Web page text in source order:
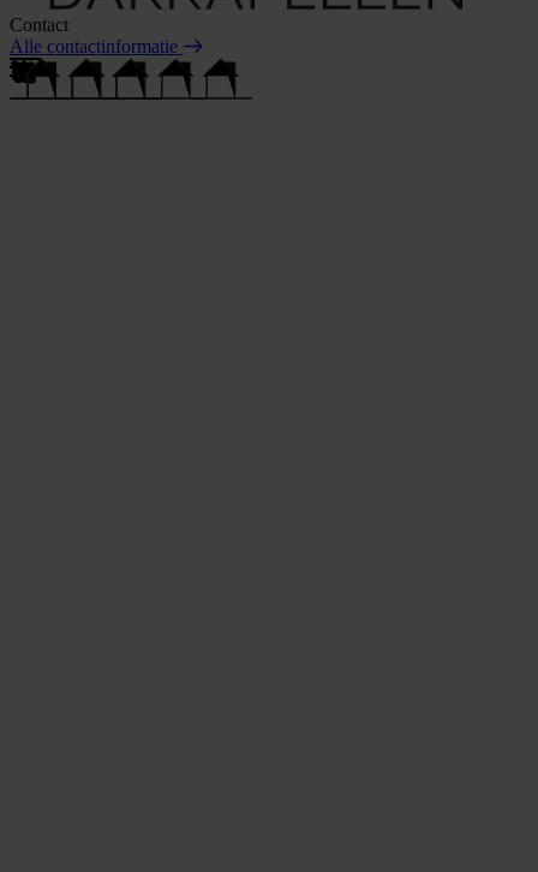
Contact
Alle contactinformatie